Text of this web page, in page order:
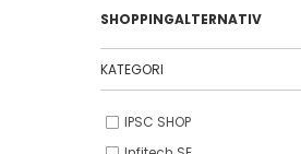
SHOPPINGALTERNATIV
KATEGORI
IPSC SHOP